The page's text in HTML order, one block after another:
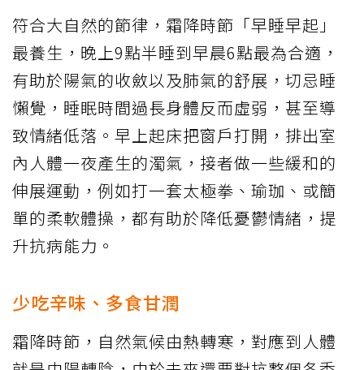
符合大自然的節律，霜降時節「早睡早起」
最養生，晚上9點半睡到早晨6點最為合適，
有助於陽氣的收斂以及肺氣的舒展，切忌睡
懶覺，睡眠時間過長身體反而虛弱，甚至導
致情緒低落。早上起床把窗戶打開，排出室
內人體一夜產生的濁氣，接者做一些緩和的
伸展運動，例如打一套太極拳、瑜珈、或簡
單的柔軟體操，都有助於降低憂鬱情緒，提
升抗病能力。
少吃辛味、多食甘潤
霜降時節，自然氣候由熱轉寒，對應到人體